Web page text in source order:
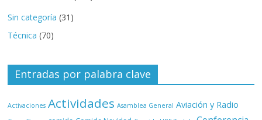
Sin categoría (31)
Técnica (70)
Entradas por palabra clave
Activaciones Actividades Asamblea General Aviación y Radio